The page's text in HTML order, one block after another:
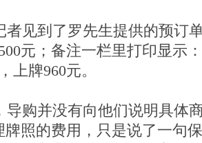
见到了罗先生提供的预订
元；备注一栏里打印显示
上牌960元。
购并没有向他们说明具体
牌照的费用，只是说了一句